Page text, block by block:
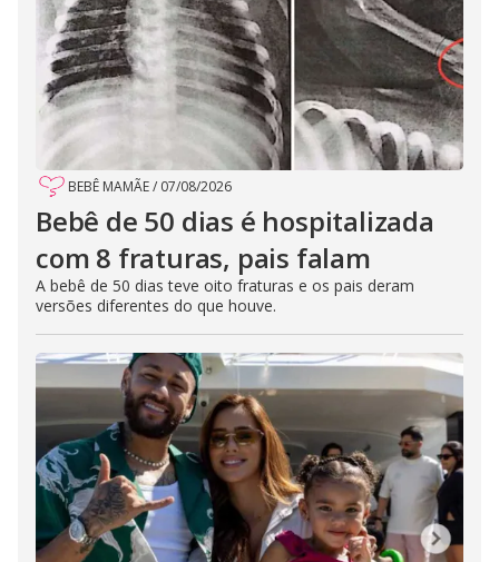
BEBÊ MAMÃE/ 07/08/2026
Bebê de 50 dias é hospitalizada
com 8 fraturas, pais falam
A bebê de 50 dias teve oito fraturas e os pais deram
versões diferentes do que houve.